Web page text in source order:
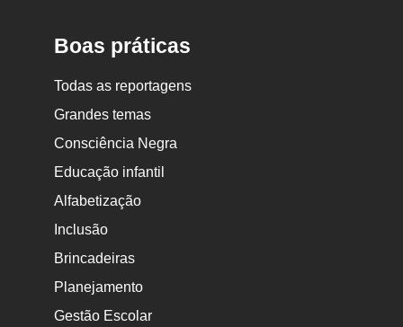
Boas práticas
Todas as reportagens
Grandes temas
Consciência Negra
Educação infantil
Alfabetização
Inclusão
Brincadeiras
Planejamento
Gestão Escolar